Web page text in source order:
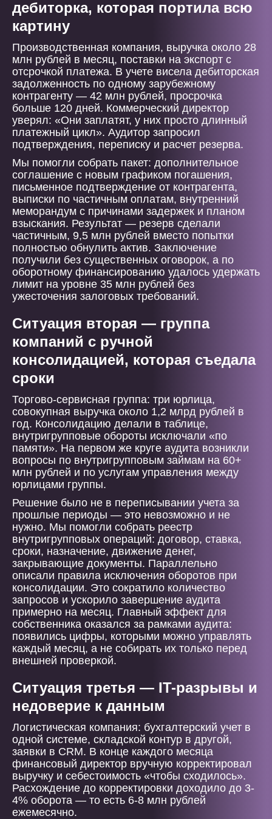
дебиторка, которая портила всю
картину
Производственная компания, выручка около 28
млн рублей в месяц, поставки на экспорт с
отсрочкой платежа. В учете висела дебиторская
задолженность по одному зарубежному
контрагенту — 42 млн рублей, просрочка
больше 120 дней. Коммерческий директор
уверял: «Они заплатят, у них просто длинный
платежный цикл». Аудитор запросил
подтверждения, переписку и расчет резерва.
Мы помогли собрать пакет: дополнительное
соглашение с новым графиком погашения,
письменное подтверждение от контрагента,
выписки по частичным оплатам, внутренний
меморандум с причинами задержек и планом
взыскания. Результат — резерв сделали
частичным, 9,5 млн рублей вместо попытки
полностью обнулить актив. Заключение
получили без существенных оговорок, а по
оборотному финансированию удалось удержать
лимит на уровне 35 млн рублей без
ужесточения залоговых требований.
Ситуация вторая — группа
компаний с ручной
консолидацией, которая съедала
сроки
Торгово-сервисная группа: три юрлица,
совокупная выручка около 1,2 млрд рублей в
год. Консолидацию делали в таблице,
внутригрупповые обороты исключали «по
памяти». На первом же круге аудита возникли
вопросы по внутригрупповым займам на 60+
млн рублей и по услугам управления между
юрлицами группы.
Решение было не в переписывании учета за
прошлые периоды — это невозможно и не
нужно. Мы помогли собрать реестр
внутригрупповых операций: договор, ставка,
сроки, назначение, движение денег,
закрывающие документы. Параллельно
описали правила исключения оборотов при
консолидации. Это сократило количество
запросов и ускорило завершение аудита
примерно на месяц. Главный эффект для
собственника оказался за рамками аудита:
появились цифры, которыми можно управлять
каждый месяц, а не собирать их только перед
внешней проверкой.
Ситуация третья — IT-разрывы и
недоверие к данным
Логистическая компания: бухгалтерский учет в
одной системе, складской контур в другой,
заявки в CRM. В конце каждого месяца
финансовый директор вручную корректировал
выручку и себестоимость «чтобы сходилось».
Расхождение до корректировки доходило до 3-
4% оборота — то есть 6-8 млн рублей
ежемесячно.